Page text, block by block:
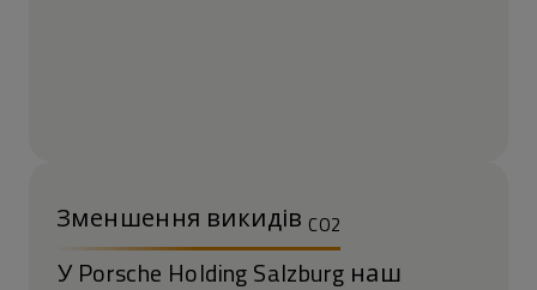
Зменшення викидів CO2
У Porsche Holding Salzburg наш